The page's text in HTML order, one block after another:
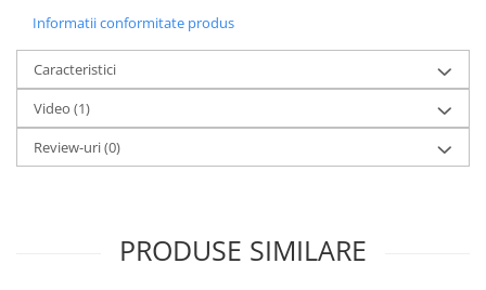
Informatii conformitate produs
Caracteristici
Video (1)
Review-uri(0)
PRODUSE SIMILARE